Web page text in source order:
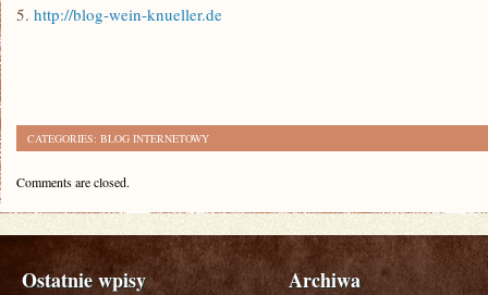
5. http://blog-wein-knueller.de
CATEGORIES: BLOG INTERNETOWY
Comments are closed.
Ostatnie wpisy Archiwa